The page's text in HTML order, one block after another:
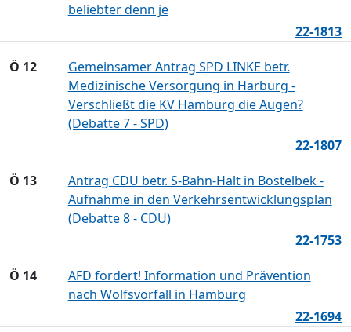
beliebter denn je
22-1813
Ö 12
Gemeinsamer Antrag SPD LINKE betr.
Medizinische Versorgung in Harburg -
Verschließt die KV Hamburg die Augen?
(Debatte 7 - SPD)
22-1807
Ö 13
Antrag CDU betr. S-Bahn-Halt in Bostelbek -
Aufnahme in den Verkehrsentwicklungsplan
(Debatte 8 - CDU)
22-1753
Ö 14
AFD fordert! Information und Prävention
nach Wolfsvorfall in Hamburg
22-1694